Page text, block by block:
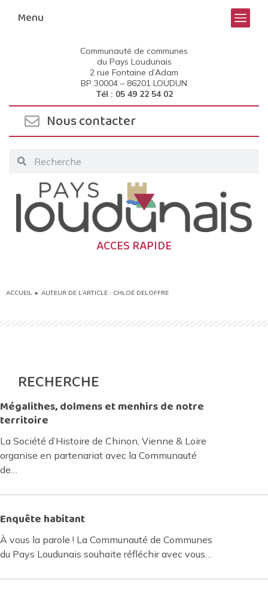
Menu
Communauté de communes
du Pays Loudunais
2 rue Fontaine d’Adam
BP 30004 – 86201 LOUDUN
Tél : 05 49 22 54 02
Nous contacter
ACCES RAPIDE
Vous êtes ici :
ACCUEIL AUTEUR DE L’ARTICLE : CHLOÉ DELOFFRE
RECHERCHE
Mégalithes, dolmens et menhirs de notre
territoire
La Société d’Histoire de Chinon, Vienne & Loire
organise en partenariat avec la Communauté
de…
Enquête habitant
À vous la parole ! La Communauté de Communes
du Pays Loudunais souhaite réfléchir avec vous…